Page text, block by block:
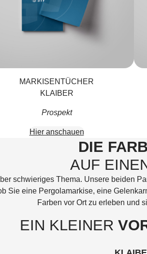
MARKISENTÜCHER
KLAIBER
Prospekt
Hier anschauen
DIE
AUF
schwieriges Thema. Unsere beiden
Sie eine Pergolamarkise, eine
Farben vor Ort zu erleben und
EIN KLEINER